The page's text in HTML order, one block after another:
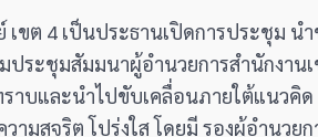
ขต 4 เป็นประธานเปิดการประชุม น
ประชุมสัมมนาผู้อำนวยการสำนักงาน
าบและนำไปขับเคลื่อนภายใต้แนวคิ
มสุจริต โปร่งใส โดยมี รองผู้อำนวย